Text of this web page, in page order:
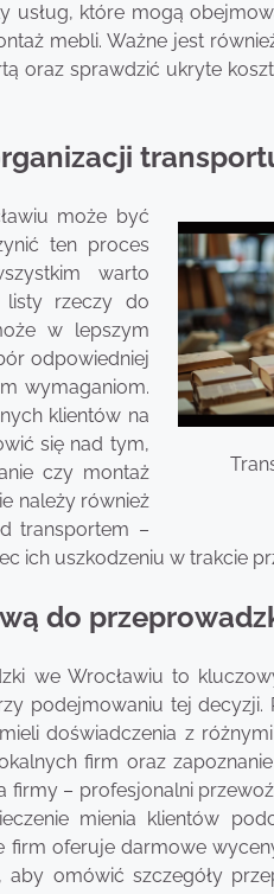
usług, które mogą
mebli. Ważne jest
oraz sprawdzić ukryte
może być
ten proces
warto
listy rzeczy do
w lepszym
odpowiedniej
wymaganiom.
klientów na
się nad tym,
czy montaż
należy również
transportem –
ich uszkodzeniu w trakcie
do
we Wrocławiu to
podejmowaniu tej
doświadczenia z
firm oraz
firmy – profesjonalni
mienia klientów
oferuje darmowe
omówić szczegóły